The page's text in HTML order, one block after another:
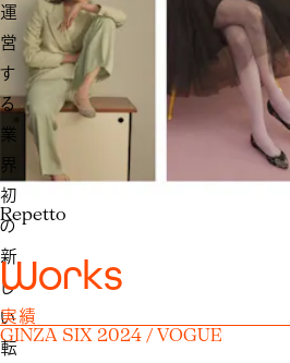
運
営
す
る
業
界
初
の
新
し
い
転
Repetto
Works
実績
GINZA SIX 2024 / VOGUE